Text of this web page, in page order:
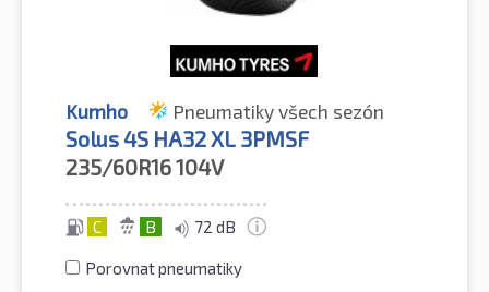
Kumho Pneumatiky všech sezón
Solus 4S HA32 XL 3PMSF
235/60R16104V
C B 72 dB
Porovnat pneumatiky